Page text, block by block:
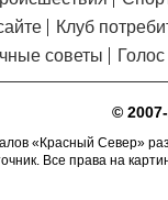
общественные
пройдут учебу
5.08.2026 11:34
В
реконструкции
Комсомольском
5.08.2026 11:18 В
четвертый раз
Клуб
советы
©
«Красный Север»
Все права на